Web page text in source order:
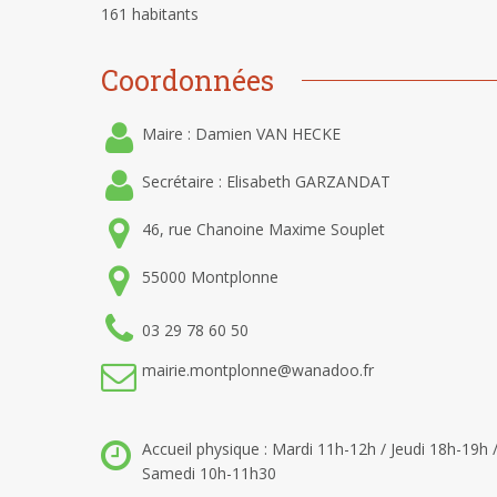
161 habitants
Coordonnées
Maire : Damien VAN HECKE
Secrétaire : Elisabeth GARZANDAT
46, rue Chanoine Maxime Souplet
55000 Montplonne
03 29 78 60 50
mairie.montplonne@wanadoo.fr
Accueil physique : Mardi 11h-12h / Jeudi 18h-19h /
Samedi 10h-11h30